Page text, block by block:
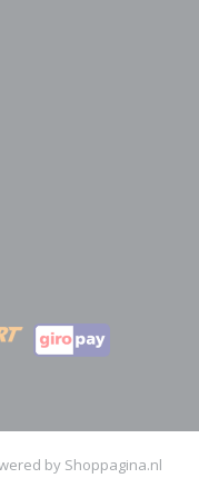
by Shoppagina.nl